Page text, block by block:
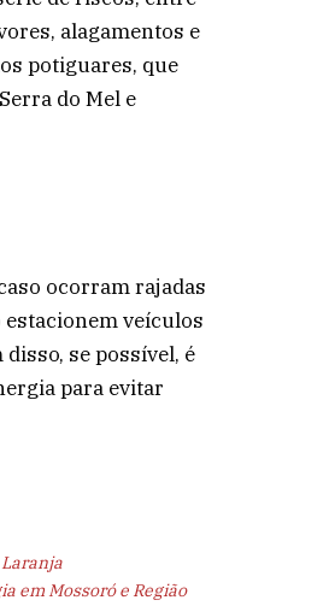
alagamentos e
potiguares, que
do Mel e
ocorram rajadas
estacionem veículos
se possível, é
para evitar
em Mossoró e Região